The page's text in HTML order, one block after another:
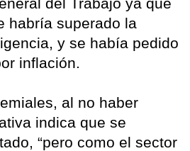
habría superado la
y se había pedido
inflación.
al no haber
indica que se
“pero como el sector